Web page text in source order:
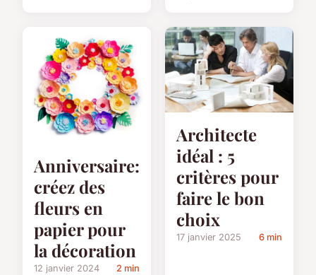
Anniversaire:
créez des
fleurs en
papier pour
la décoration
12 janvier 2024 2 min
Architecte
idéal : 5
critères pour
faire le bon
choix
17 janvier 2025 6 min